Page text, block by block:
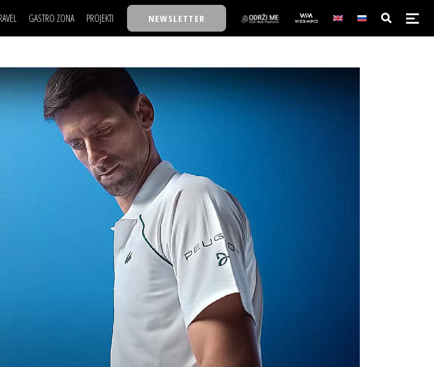
GASTRO ZONA PROJEKTI
TASTY TALKS
30 ISPOD 30
BACK TO OFFICE/SCHOOL
BIZBENDOVI
BIZKOLEGIJUM
BMW BIZNIS LIGA
BIZLIFE WEEK
IZJAVA GODINE
NEWSLETTER
NAJKOLEGA
30 ISPOD 30
BACK TO OFFICE/SCHOOL
BIZBENDOVI
BIZKOLEGIJUM
BMW BIZNIS LIGA
BIZLIFE WEEK
IZJAVA GODINE